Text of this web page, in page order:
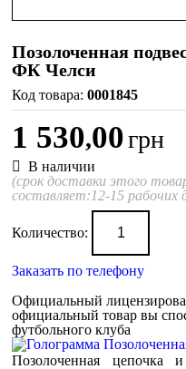
Позолоченная
ФК Челси
0001845
1 530,00грн
В наличии
(срок доставки этого
составляет:12-15 рабочих
Количество:
Заказать по телефону
Официальный
официальный товар вы
футбольного клуба
Позолоченная цепочка